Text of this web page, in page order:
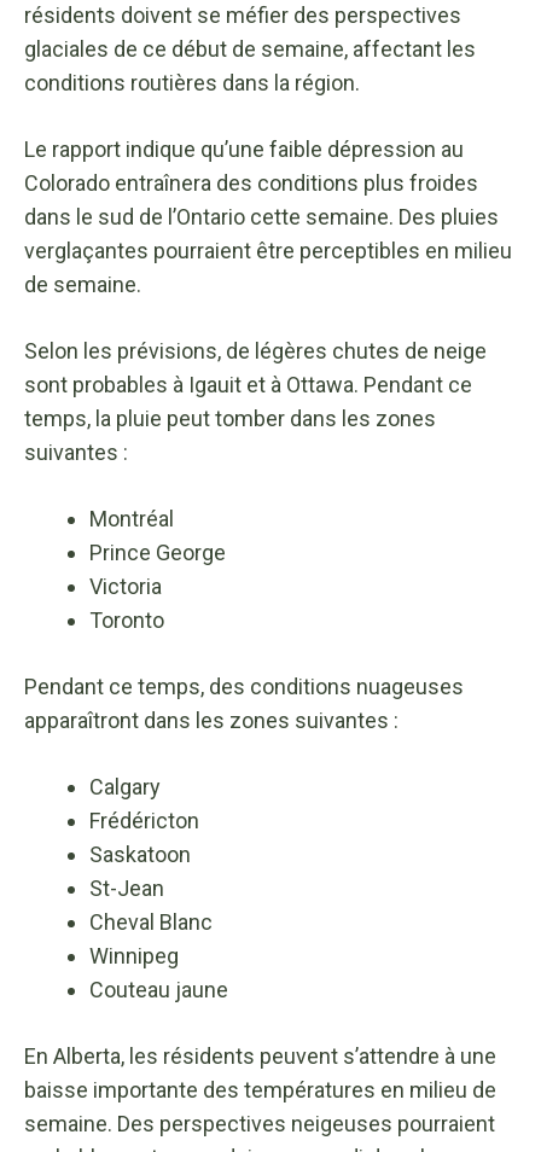
résidents doivent se méfier des perspectives
glaciales de ce début de semaine, affectant les
conditions routières dans la région.
Le rapport indique qu’une faible dépression au
Colorado entraînera des conditions plus froides
dans le sud de l’Ontario cette semaine. Des pluies
verglaçantes pourraient être perceptibles en milieu
de semaine.
Selon les prévisions, de légères chutes de neige
sont probables à Igauit et à Ottawa. Pendant ce
temps, la pluie peut tomber dans les zones
suivantes :
Montréal
Prince George
Victoria
Toronto
Pendant ce temps, des conditions nuageuses
apparaîtront dans les zones suivantes :
Calgary
Frédéricton
Saskatoon
St-Jean
Cheval Blanc
Winnipeg
Couteau jaune
En Alberta, les résidents peuvent s’attendre à une
baisse importante des températures en milieu de
semaine. Des perspectives neigeuses pourraient